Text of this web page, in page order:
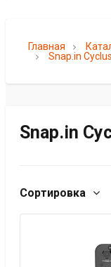
Главная
Snap.in
Snap.in
Сортировка